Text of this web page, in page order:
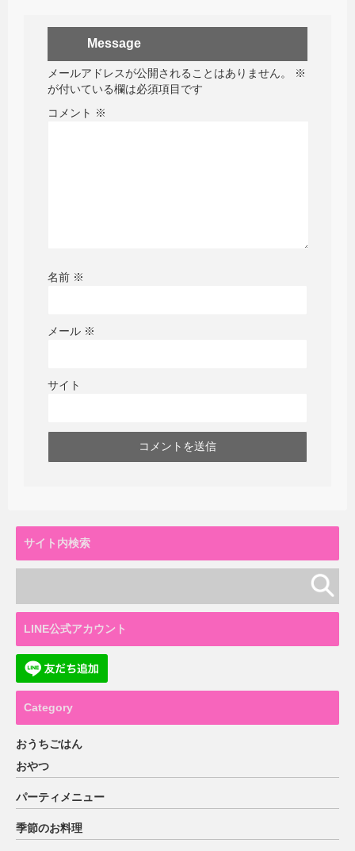
Message
メールアドレスが公開されることはありません。
※
が付いている欄は必須項目です
コメント ※
名前 ※
メール ※
サイト
サイト内検索
LINE公式アカウント
Category
おうちごはん
おやつ
パーティメニュー
季節のお料理